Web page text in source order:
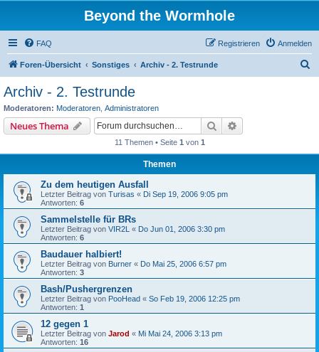
Beyond the Wormhole
FAQ Anmelden
Registrieren
Foren-Übersicht Sonstiges Archiv - 2. Testrunde
Archiv - 2. Testrunde
Moderatoren: Moderatoren Administratoren
Neues Thema Suche
11 Themen • Seite 1 von 1
Themen
Zu dem heutigen Ausfall
Letzter Beitrag von Turisas « Di Sep 19, 2006 9:05 pm
Antworten: 6
Sammelstelle für BRs
Letzter Beitrag von VIR2L « Do Jun 01, 2006 3:30 pm
Antworten: 6
Baudauer halbiert!
Letzter Beitrag von Burner « Do Mai 25, 2006 6:57 pm
Antworten: 3
Bash/Pushergrenzen
Letzter Beitrag von PooHead « So Feb 19, 2006 12:25 pm
Antworten: 1
12 gegen 1
Letzter Beitrag von Jarod « Mi Mai 24, 2006 3:13 pm
Antworten: 16